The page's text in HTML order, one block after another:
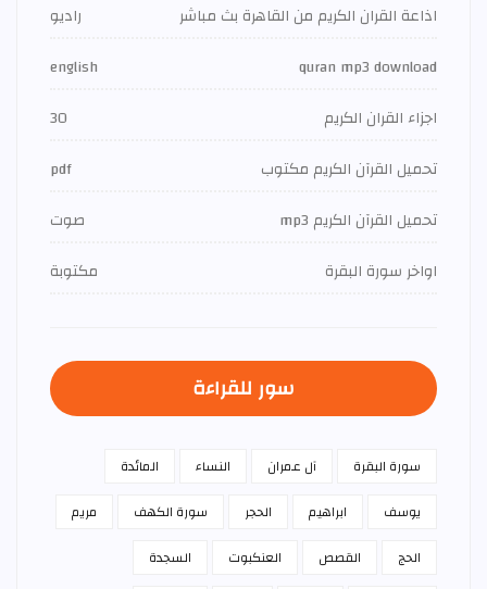
اذاعة القران الكريم من القاهرة بث مباشر
راديو
quran mp3 download
english
اجزاء القران الكريم
30
تحميل القرآن الكريم مكتوب
pdf
تحميل القرآن الكريم mp3
صوت
اواخر سورة البقرة
مكتوبة
سور للقراءة
سورة البقرة آل عمران النساء
المائدة
يوسف
ابراهيم الحجر سورة الكهف
مريم
الحج
القصص العنكبوت
السجدة